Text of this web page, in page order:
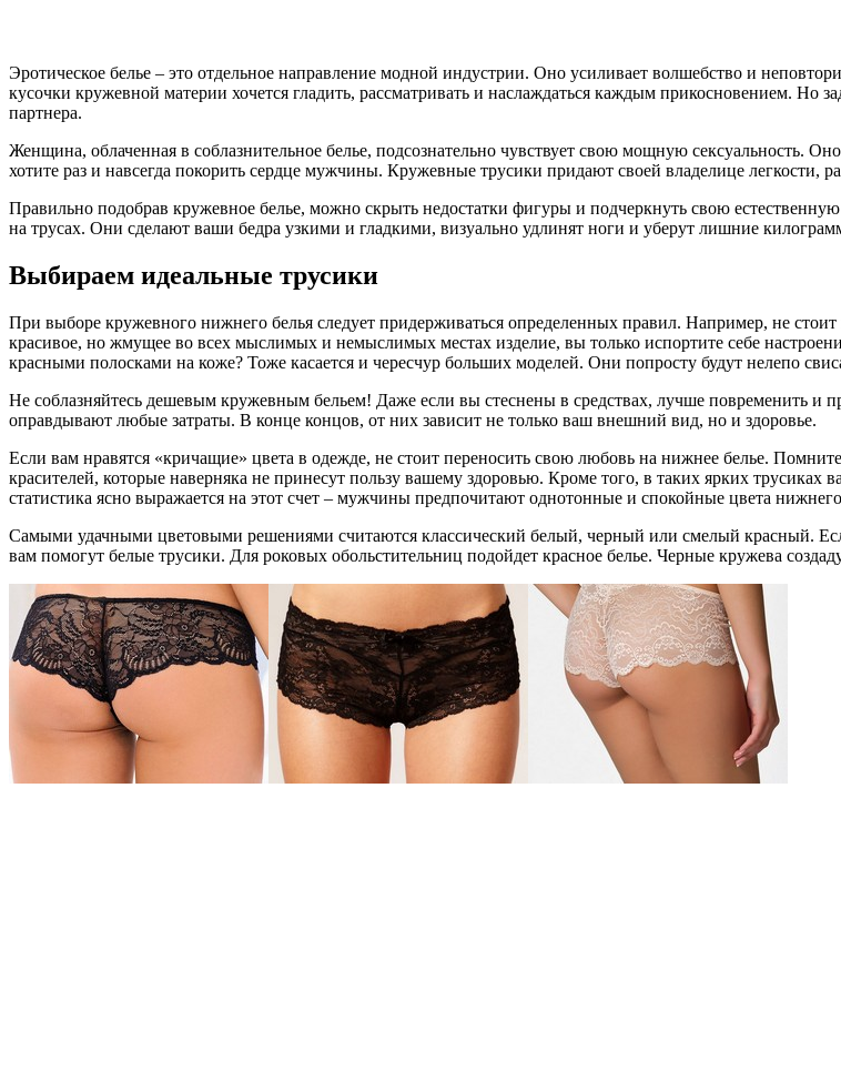
Эротическое белье – это отдельное направление модной индустрии. Оно усиливает волшебство и
кусочки кружевной материи хочется гладить, рассматривать и наслаждаться каждым прикосновением. Но
партнера.
Женщина, облаченная в соблазнительное белье, подсознательно чувствует свою мощную сексуальность.
хотите раз и навсегда покорить сердце мужчины. Кружевные трусики придают своей владелице легкости,
Правильно подобрав кружевное белье, можно скрыть недостатки фигуры и подчеркнуть свою
на трусах. Они сделают ваши бедра узкими и гладкими, визуально удлинят ноги и уберут лишние
Выбираем идеальные трусики
При выборе кружевного нижнего белья следует придерживаться определенных правил. Например, не
красивое, но жмущее во всех мыслимых и немыслимых местах изделие, вы только испортите себе
красными полосками на коже? Тоже касается и чересчур больших моделей. Они попросту будут нелепо
Не соблазняйтесь дешевым кружевным бельем! Даже если вы стеснены в средствах, лучше повременить и
оправдывают любые затраты. В конце концов, от них зависит не только ваш внешний вид, но и здоровье.
Если вам нравятся «кричащие» цвета в одежде, не стоит переносить свою любовь на нижнее белье.
красителей, которые наверняка не принесут пользу вашему здоровью. Кроме того, в таких ярких
статистика ясно выражается на этот счет – мужчины предпочитают однотонные и спокойные цвета
Самыми удачными цветовыми решениями считаются классический белый, черный или смелый красный.
вам помогут белые трусики. Для роковых обольстительниц подойдет красное белье. Черные кружева